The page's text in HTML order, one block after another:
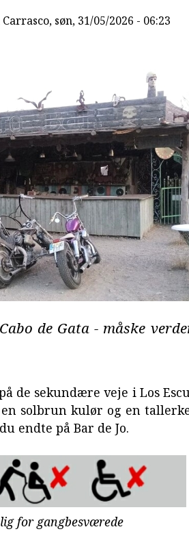
, søn, 31/05/2026 - 06:23
de Gata - måske
de sekundære veje i Los
solbrun kulør og en
endte på Bar de Jo.
for gangbesværede